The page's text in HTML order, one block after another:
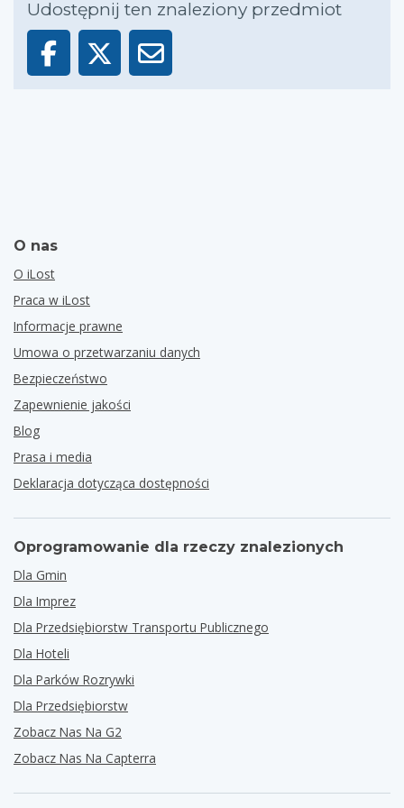
Udostępnij ten znaleziony przedmiot
O nas
O iLost
Praca w iLost
Informacje prawne
Umowa o przetwarzaniu danych
Bezpieczeństwo
Zapewnienie jakości
Blog
Prasa i media
Deklaracja dotycząca dostępności
Oprogramowanie dla rzeczy znalezionych
Dla Gmin
Dla Imprez
Dla Przedsiębiorstw Transportu Publicznego
Dla Hoteli
Dla Parków Rozrywki
Dla Przedsiębiorstw
Zobacz Nas Na G2
Zobacz Nas Na Capterra